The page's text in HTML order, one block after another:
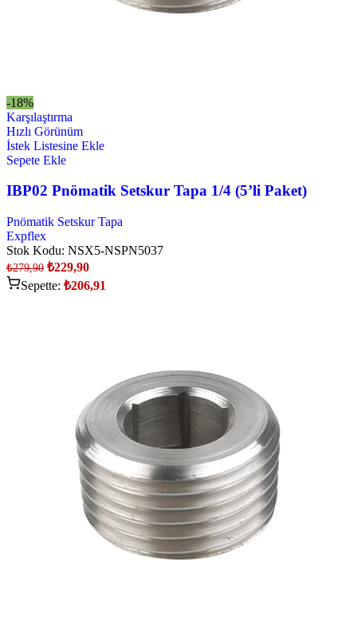
-18%
Karşılaştırma
Hızlı Görünüm
İstek Listesine Ekle
Sepete Ekle
IBP02 Pnömatik Setskur Tapa 1/4 (5’li Paket)
Pnömatik Setskur Tapa
Expflex
Stok Kodu: NSX5-NSPN5037
₺279,90 ₺229,90
Sepette: ₺206,91